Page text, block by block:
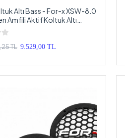
Altı Bass - For-x XSW-8.0
Amfili Aktif Koltuk Altı
TL 9.529,00 TL